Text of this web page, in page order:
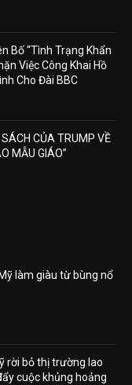
Bố “Tình Trạng Khẩn
Việc Công Khai Hồ
Cho Đài BBC
SÁCH CỦA TRUMP VỀ
MẪU GIÁO”
làm giàu từ bùng nổ
rời bỏ thị trường lao
cuộc khủng hoảng